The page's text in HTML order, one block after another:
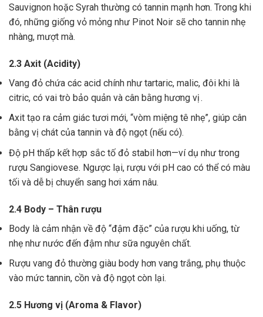
Sauvignon hoặc Syrah thường có tannin mạnh hơn. Trong khi
đó, những giống vỏ mỏng như Pinot Noir sẽ cho tannin nhẹ
nhàng, mượt mà.
2.3 Axit (Acidity)
Vang đỏ chứa các acid chính như tartaric, malic, đôi khi là
citric, có vai trò bảo quản và cân bằng hương vị .
Axit tạo ra cảm giác tươi mới, “vòm miệng tê nhẹ”, giúp cân
bằng vị chát của tannin và độ ngọt (nếu có).
Độ pH thấp kết hợp sắc tố đỏ stabil hơn—ví dụ như trong
rượu Sangiovese. Ngược lại, rượu với pH cao có thể có màu
tối và dễ bị chuyển sang hơi xám nâu.
2.4 Body – Thân rượu
Body là cảm nhận về độ “đậm đặc” của rượu khi uống, từ
nhẹ như nước đến đậm như sữa nguyên chất.
Rượu vang đỏ thường giàu body hơn vang trắng, phụ thuộc
vào mức tannin, cồn và độ ngọt còn lại.
2.5 Hương vị (Aroma & Flavor)